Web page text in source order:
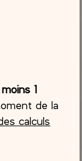
1
de la
calculs